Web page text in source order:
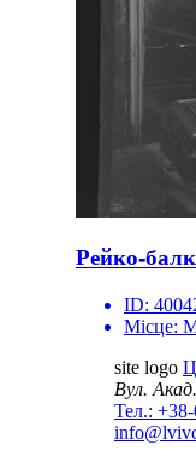
Рейко-
ID:
Місце:
site logo
Вул.
Тел.: